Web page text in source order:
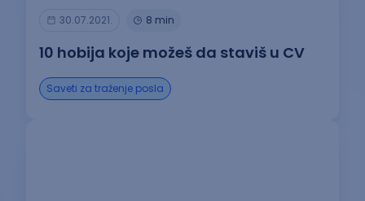
30.07.2021. 8 min
10 hobija koje možeš da staviš u CV
Saveti za traženje posla